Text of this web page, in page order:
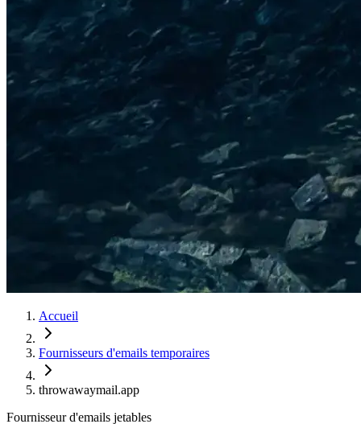
Accueil
Fournisseurs d'emails temporaires
throwawaymail.app
Fournisseur d'emails jetables